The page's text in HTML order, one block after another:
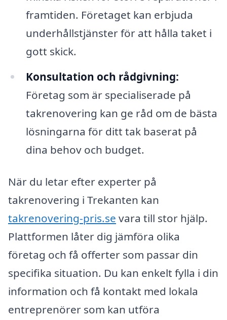
framtiden. Företaget kan erbjuda
underhållstjänster för att hålla taket i
gott skick.
Konsultation och rådgivning:
Företag som är specialiserade på
takrenovering kan ge råd om de bästa
lösningarna för ditt tak baserat på
dina behov och budget.
När du letar efter experter på
takrenovering i Trekanten kan
takrenovering-pris.se vara till stor hjälp.
Plattformen låter dig jämföra olika
företag och få offerter som passar din
specifika situation. Du kan enkelt fylla i din
information och få kontakt med lokala
entreprenörer som kan utföra